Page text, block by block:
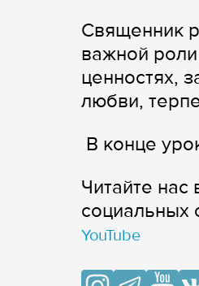
Священник
важной
ценностях,
любви,
В конце
Читайте
cоциальных
YouTube